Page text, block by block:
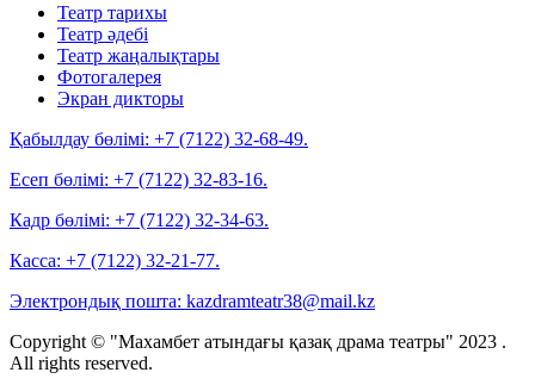
Театр тарихы
Театр әдебі
Театр жаңалықтары
Фотогалерея
Экран дикторы
Қабылдау бөлімі: +7 (7122) 32-68-49.
Есеп бөлімі: +7 (7122) 32-83-16.
Кадр бөлімі: +7 (7122) 32-34-63.
Касса: +7 (7122) 32-21-77.
Электрондық пошта: kazdramteatr38@mail.kz
Copyright © "Махамбет атындағы қазақ драма театры" 2023 .
All rights reserved.